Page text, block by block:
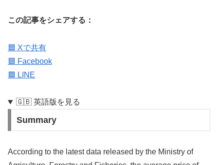
この記事をシェアする：
🟦 Xで共有
🟦 Facebook
🟩 LINE
🇬🇧 英語版を見る
Summary
According to the latest data released by the Ministry of